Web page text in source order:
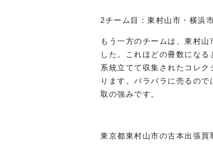
2チーム目：東村山市・横浜
もう一方のチームは、東村
した。これほどの冊数にな
系統立てて収集されたコレ
ります。バラバラに売るの
取の強みです。
東京都東村山市の古本出張買